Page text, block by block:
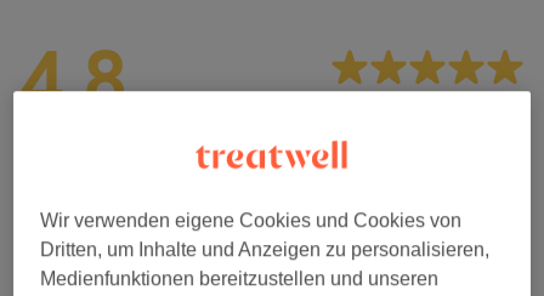
4,8 71 Bewertungen
Sauberkeit
Service
Wir verwenden eigene Cookies und Cookies von
Dritten, um Inhalte und Anzeigen zu personalisieren,
Medienfunktionen bereitzustellen und unseren